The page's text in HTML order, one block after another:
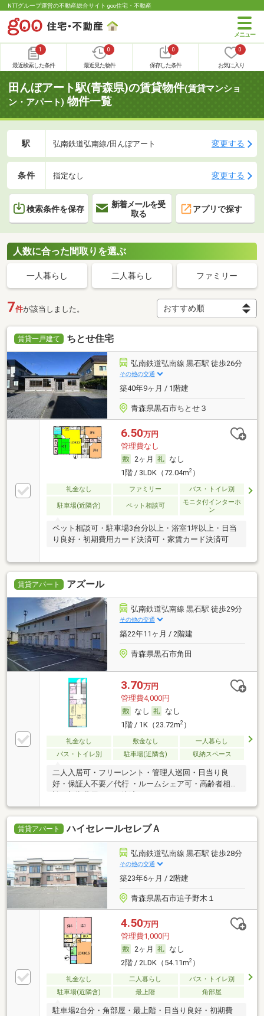
NTTグループ運営の不動産総合サイト goo住宅・不動産
1
最近検索した条件
0
最近見た物件
0
保存した条件
0
お気に入り
田んぼアート駅(青森県)の賃貸物件(賃貸マンショ
ン・アパート) 物件一覧
駅 弘南鉄道弘南線/田んぼアート 変更する
条件 指定なし 変更する
検索条件を保存
新着メールを受
取る
アプリで探す
人数に合った間取りを選ぶ
一人暮らし 二人暮らし ファミリー
7件が該当しました。
賃貸一戸建て ちとせ住宅
弘南鉄道弘南線 黒石駅 徒歩26分
その他の交通
築40年9ヶ月 / 1階建
青森県黒石市ちとせ３
6.50万円
管理費なし
2ヶ月
なし
1階 / 3LDK（72.04m2）
礼金なし ファミリー バス・トイレ別
駐車場(近隣含) ペット相談可
モニタ付インターホ
ン
ペット相談可・駐車場3台分以上・浴室1坪以上・日当
り良好・初期費用カード決済可・家賃カード決済可
賃貸アパート アズール
弘南鉄道弘南線 黒石駅 徒歩29分
その他の交通
築22年11ヶ月 / 2階建
青森県黒石市角田
3.70万円
管理費4,000円
なし
なし
1階 / 1K（23.72m2）
礼金なし 敷金なし
一人暮らし
バス・トイレ別
駐車場(近隣含) 収納スペース
二人入居可・フリーレント・管理人巡回・日当り良
好・保証人不要／代行 ・ルームシェア可・高齢者相
賃貸アパート ハイセレールセレブＡ
弘南鉄道弘南線 黒石駅 徒歩28分
その他の交通
築23年6ヶ月 / 2階建
青森県黒石市追子野木１
4.50万円
管理費1,000円
2ヶ月
なし
2階 / 2LDK（54.11m2）
礼金なし 二人暮らし
バス・トイレ別
駐車場(近隣含)
最上階 角部屋
駐車場2台分・角部屋・最上階・日当り良好・初期費